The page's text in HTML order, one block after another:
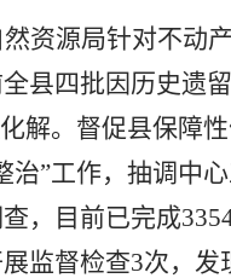
资源局针对不动产
县四批因历史遗
解。督促县保障
治”工作，抽调中
，
目前已完成
监督检查3次，发